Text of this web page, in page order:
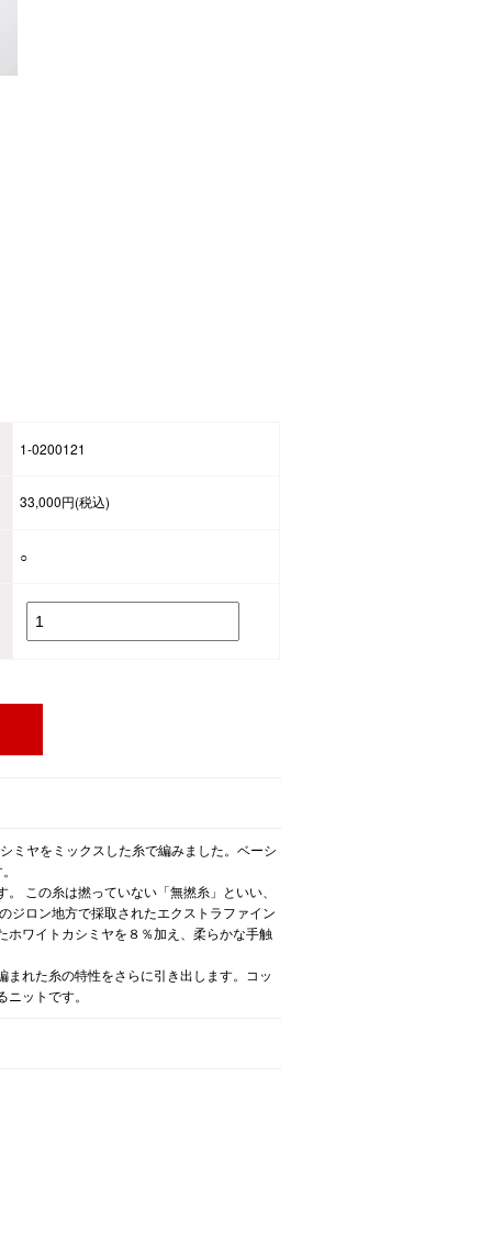
1-0200121
33,000円(税込)
○
ミヤをミックスした糸で編みました。ベーシ
この糸は撚っていない「無撚糸」といい、
ジロン地方で採取されたエクストラファイン
ワイトカシミヤを８％加え、柔らかな手触
れた糸の特性をさらに引き出します。コッ
ットです。